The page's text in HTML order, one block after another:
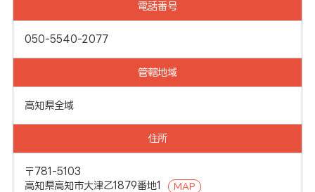
電話番号
050-5540-2077
管轄地域
高知県全域
住所
〒781-5103
高知県高知市大津乙1879番地1
MAP